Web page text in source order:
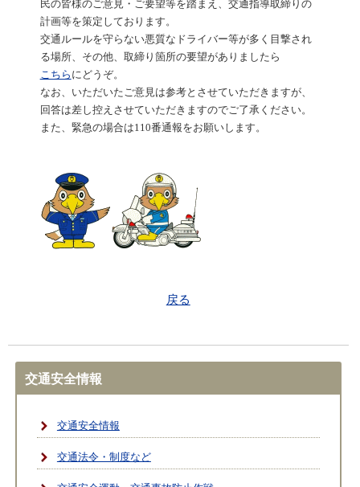
民の皆様のご意見・ご要望等を踏まえ、交通指導取締りの
計画等を策定しております。
交通ルールを守らない悪質なドライバー等が多く目撃され
る場所、その他、取締り箇所の要望がありましたら
こちら にどうぞ。
なお、いただいたご意見は参考とさせていただきますが、
回答は差し控えさせていただきますのでご了承ください。
また、緊急の場合は110番通報をお願いします。
戻る
交通安全情報
交通安全情報
交通法令・制度など